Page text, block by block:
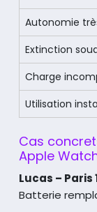
Autonomie
Extinction
Charge
Utilisation
Cas
Apple
Lucas – Paris
Batterie